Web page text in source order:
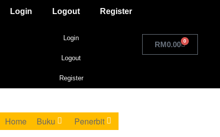
Login Logout Register
Login
Logout
Register
RM0.00 0
Home Buku Penerbit